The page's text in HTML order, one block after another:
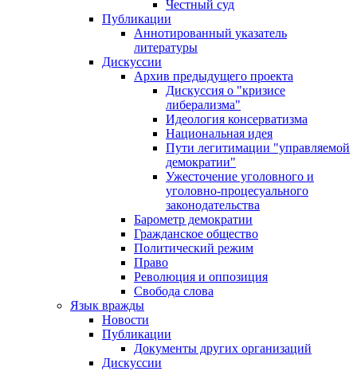
Честный суд
Публикации
Аннотированный указатель
литературы
Дискуссии
Архив предыдущего проекта
Дискуссия о "кризисе
либерализма"
Идеология консерватизма
Национальная идея
Пути легитимации "управляемой
демократии"
Ужесточение уголовного и
уголовно-процесуального
законодательства
Барометр демократии
Гражданское общество
Политический режим
Право
Революция и оппозиция
Свобода слова
Язык вражды
Новости
Публикации
Документы других организаций
Дискуссии